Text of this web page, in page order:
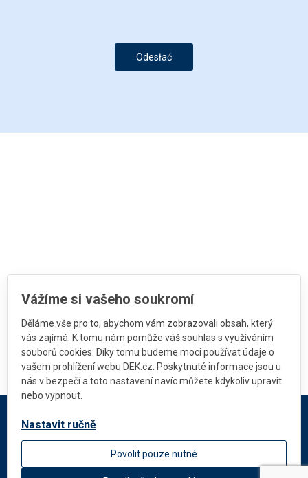
Vážíme si vašeho soukromí
Děláme vše pro to, abychom vám zobrazovali obsah, který
vás zajímá. K tomu nám pomůže váš souhlas s využíváním
souborů cookies. Díky tomu budeme moci používat údaje o
vašem prohlížení webu DEK.cz. Poskytnuté informace jsou u
nás v bezpečí a toto nastavení navíc můžete kdykoliv upravit
nebo vypnout.
Povolit pouze nutné
Nastavit ručně
Odesłać
DEKMETAL